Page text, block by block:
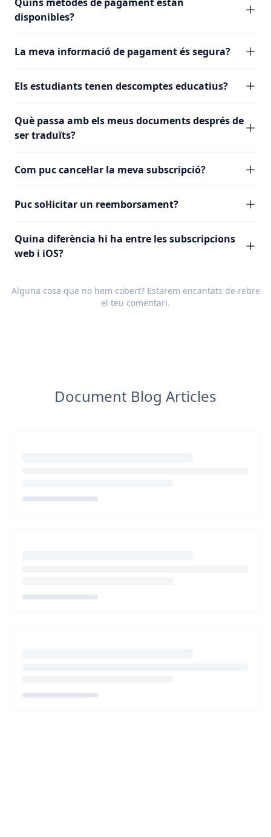
disponibles?
La meva informació de pagament és segura?
Els estudiants tenen descomptes educatius?
Què passa amb els meus documents després de
ser traduïts?
Com puc cancel·lar la meva subscripció?
Puc sol·licitar un reemborsament?
Quina diferència hi ha entre les subscripcions
web i iOS?
Alguna cosa que no hem cobert? Estarem encantats de rebre
el teu comentari.
Document Blog Articles